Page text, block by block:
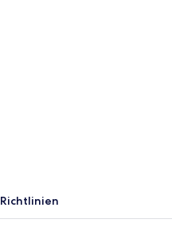
Richtlinien